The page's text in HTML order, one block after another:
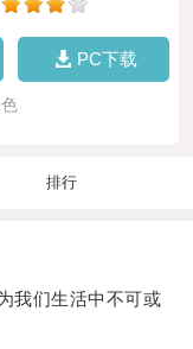
PC下载
排行
们生活中不可或